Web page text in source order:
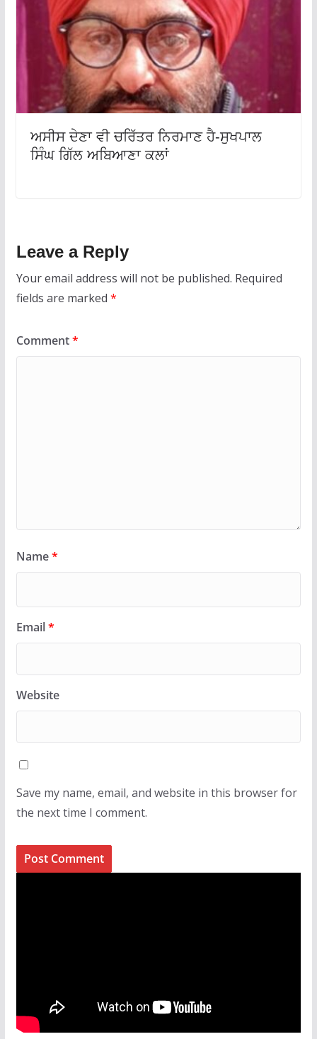
ਅਸੀਸ ਦੇਣਾ ਵੀ ਚਰਿੱਤਰ ਨਿਰਮਾਣ ਹੈ-ਸੁਖਪਾਲ
ਸਿੰਘ ਗਿੱਲ ਅਬਿਆਣਾ ਕਲਾਂ
Leave a Reply
Your email address will not be published. Required
fields are marked *
Comment*
Name*
Email*
Website
Save my name, email, and website in this browser for
the next time I comment.